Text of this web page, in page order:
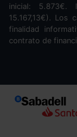
inicial: 5.873€.
15.167,13€). Los
finalidad
contrato de